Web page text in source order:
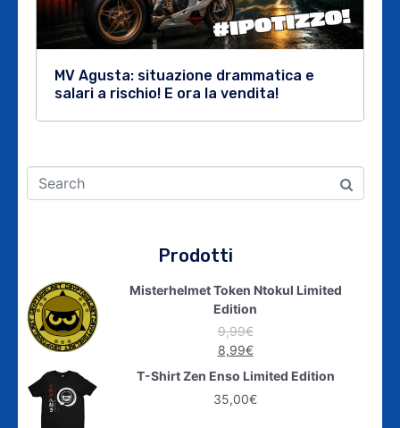
MV Agusta: situazione drammatica e
salari a rischio! E ora la vendita!
Prodotti
Misterhelmet Token Ntokul Limited
Edition
9,99€
8,99€
T-Shirt Zen Enso Limited Edition
35,00€